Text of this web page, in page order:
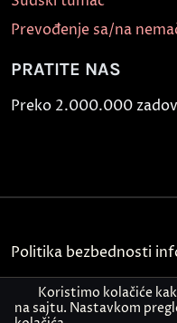
Prevođenje sa/na
PRATITE NAS
Preko 2.000.000
Politika bezbednosti
Kontakt
Koristimo kolačiće
na sajtu. Nastavkom